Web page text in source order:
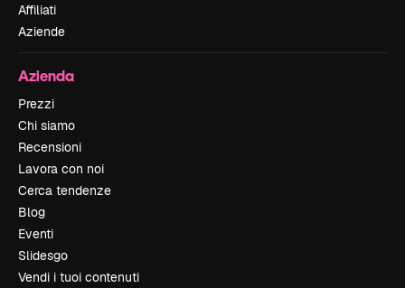
Affiliati
Aziende
Azienda
Prezzi
Chi siamo
Recensioni
Lavora con noi
Cerca tendenze
Blog
Eventi
Slidesgo
Vendi i tuoi contenuti